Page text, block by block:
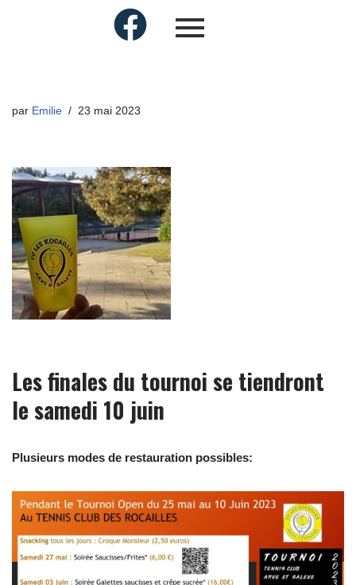
par Emilie 23 mai 2023
Les finales du tournoi se tiendront
le samedi 10 juin
Plusieurs modes de restauration possibles: